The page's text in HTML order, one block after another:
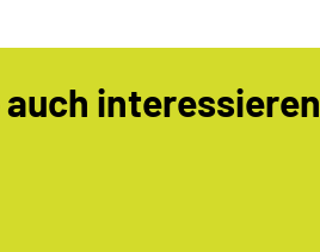
auch interessieren